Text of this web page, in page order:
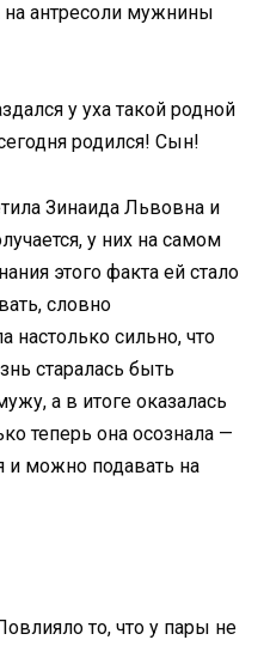
антресоли мужнины
у уха такой родной
родился! Сын!
Зинаида Львовна и
у них на самом
этого факта ей стало
словно
сильно, что
старалась быть
а в итоге оказалась
теперь она осознала —
и можно подавать на
то, что у пары не